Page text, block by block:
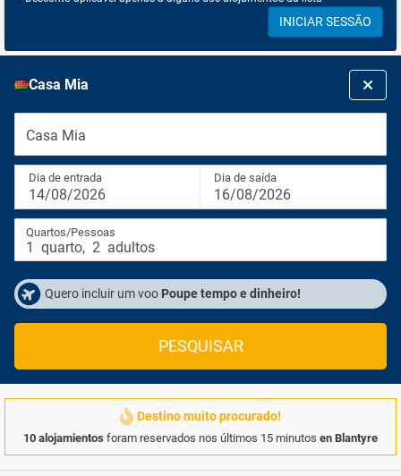
INICIAR SESSÃO
Casa Mia
Casa Mia
Dia de entrada
14/08/2026
Dia de saída
16/08/2026
Quartos/Pessoas
1 quarto, 2 adultos
Quero incluir um voo Poupe tempo e dinheiro!
PESQUISAR
Destino muito procurado!
10 alojamientos foram reservados nos últimos 15 minutos en Blantyre